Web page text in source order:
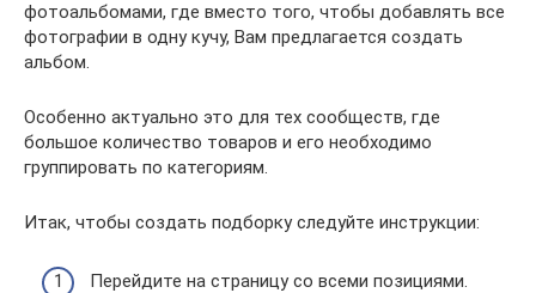
фотоальбомами, где вместо того, чтобы добавлять все
фотографии в одну кучу, Вам предлагается создать
альбом.
Особенно актуально это для тех сообществ, где
большое количество товаров и его необходимо
группировать по категориям.
Итак, чтобы создать подборку следуйте инструкции:
Перейдите на страницу со всеми позициями.